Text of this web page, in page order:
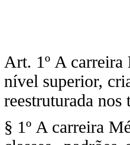
Art. 1º A carreira
nível superior,
reestruturada nos
§ 1º A carreira